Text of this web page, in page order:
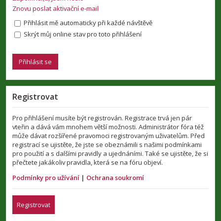
Znovu poslat aktivační e-mail
Přihlásit mě automaticky při každé návštěvě
Skrýt můj online stav pro toto přihlášení
Registrovat
Pro přihlášení musíte být registrován. Registrace trvá jen pár
vteřin a dává vám mnohem větší možnosti. Administrátor fóra též
může dávat rozšířené pravomoci registrovaným uživatelům. Před
registrací se ujistěte, že jste se obeznámili s našimi podmínkami
pro použití a s dalšími pravidly a ujednáními. Také se ujistěte, že si
přečtete jakákoliv pravidla, která se na fóru objeví.
Podmínky pro užívání | Ochrana soukromí
Registrovat